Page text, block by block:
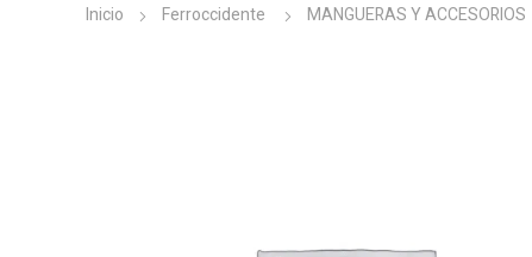
Inicio Ferroccidente MANGUERAS Y ACCESORIOS